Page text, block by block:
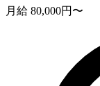
月給 80,000円〜